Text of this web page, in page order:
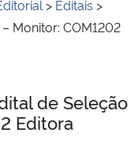
> Editais >
Monitor: COM1202
de Seleção
Editora